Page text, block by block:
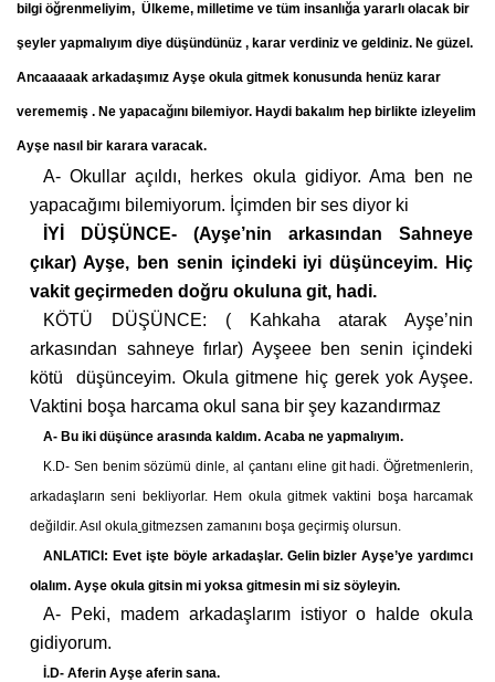
bilgi öğrenmeliyim, Ülkeme, milletime ve tüm insanlığa yararlı olacak bir
şeyler yapmalıyım diye düşündünüz , karar verdiniz ve geldiniz. Ne güzel.
Ancaaaaak arkadaşımız Ayşe okula gitmekkonusunda henüz karar
verememiş . Ne yapacağını bilemiyor. Haydi bakalım hep birlikte izleyelim
Ayşe nasıl bir karara varacak.
A- Okullar açıldı, herkes okula gidiyor. Ama ben ne
yapacağımı bilemiyorum. İçimden bir ses diyor ki
İYİ DÜŞÜNCE- (Ayşe’nin arkasından Sahneye
çıkar) Ayşe, ben senin içindeki iyi düşünceyim. Hiç
vakit geçirmeden doğru okuluna git, hadi.
KÖTÜ DÜŞÜNCE: ( Kahkaha atarak Ayşe’nin
arkasından sahneye fırlar) Ayşeee ben senin içindeki
kötü düşünceyim. Okula gitmene hiç gerek yok Ayşee.
Vaktini boşa harcama okul sana bir şey kazandırmaz
A- Bu iki düşünce arasında kaldım. Acaba ne yapmalıyım.
K.D- Sen benim sözümü dinle, al çantanı eline git hadi. Öğretmenlerin,
arkadaşların seni bekliyorlar. Hem okula gitmek vaktini boşa harcamak
değildir. Asıl okula gitmezsen zamanını boşa geçirmiş olursun.
ANLATICI: Evet işte böyle arkadaşlar. Gelin bizler Ayşe’ye yardımcı
olalım. Ayşe okula gitsin mi yoksa gitmesin mi siz söyleyin.
A- Peki, madem arkadaşlarım istiyor o halde okula
gidiyorum.
İ.D- Aferin Ayşe aferin sana.